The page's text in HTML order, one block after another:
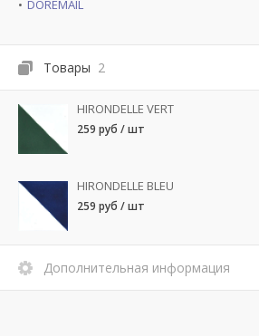
DOREMAIL
Товары 2
HIRONDELLE VERT
259 руб / шт
HIRONDELLE BLEU
259 руб / шт
Дополнительная информация